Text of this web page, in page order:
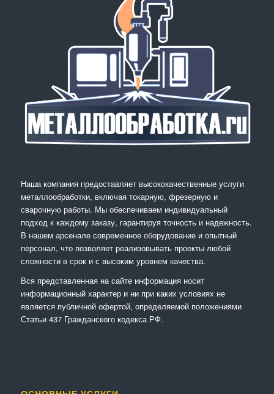
Наша компания предоставляет высококачественные услуги
металлообработки, включая токарную, фрезерную и
сварочную работы. Мы обеспечиваем индивидуальный
подход к каждому заказу, гарантируя точность и надежность.
В нашем арсенале современное оборудование и опытный
персонал, что позволяет реализовывать проекты любой
сложности в срок и с высоким уровнем качества.
Вся представленная на сайте информация носит
информационный характер и ни при каких условиях не
является публичной офертой, определяемой положениями
Статьи 437 Гражданского кодекса РФ.